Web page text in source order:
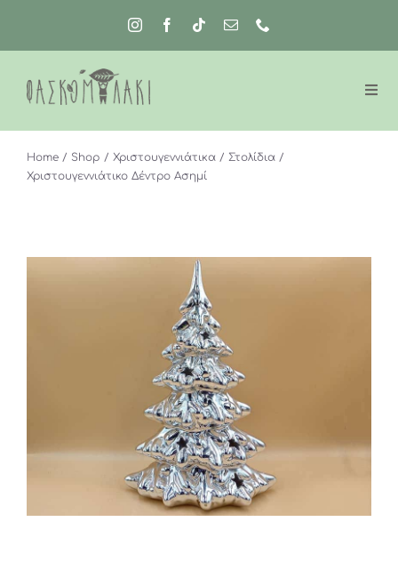
περιεχόμενο
Home Shop Χριστουγεννιάτικα
Στολίδια
Χριστουγεννιάτικο Δέντρο Ασημί